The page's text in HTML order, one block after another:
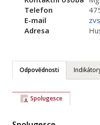
Telefon
E-mail
Adresa
Odpovědnosti
Spolugesce